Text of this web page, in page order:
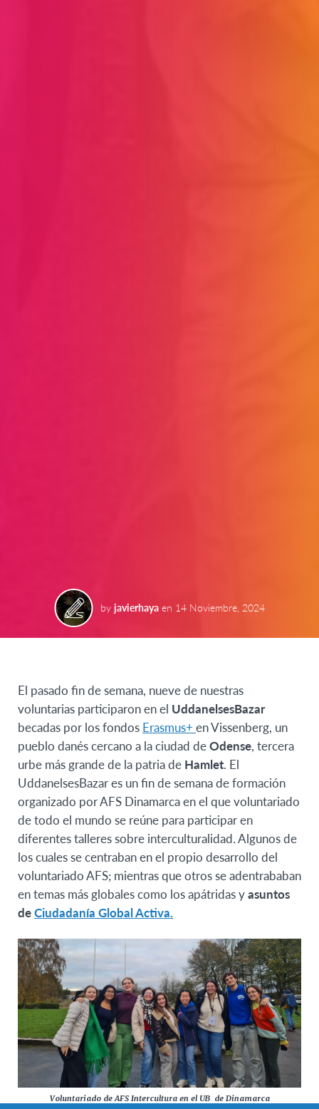
by javierhaya en 14 Noviembre, 2024
El pasado fin de semana, nueve de nuestras
voluntarias participaron en el UddanelsesBazar
becadas por los fondos Erasmus+ en Vissenberg, un
pueblo danés cercano a la ciudad deOdense, tercera
urbe más grande de la patria de Hamlet. El
UddanelsesBazar es un fin de semana de formación
organizado por AFS Dinamarca en el que voluntariado
de todo el mundo se reúne para participar en
diferentes talleres sobre interculturalidad. Algunos de
los cuales se centraban en el propio desarrollo del
voluntariado AFS; mientras que otros se adentrababan
en temas más globales como los apátridas yasuntos
deCiudadanía Global Activa.
Voluntariado de AFS Intercultura en el UB de Dinamarca